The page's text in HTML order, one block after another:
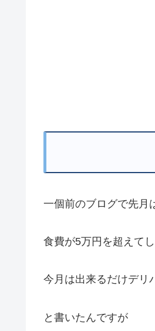
一個前のブログで先月
食費が5万円を超えて
今月は出来るだけデリ
と書いたんですが